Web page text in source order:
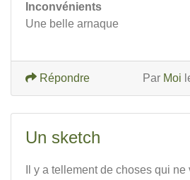
Inconvénients
Une belle arnaque
Par Moi
Répondre
Un sketch
Il y a tellement de choses qui